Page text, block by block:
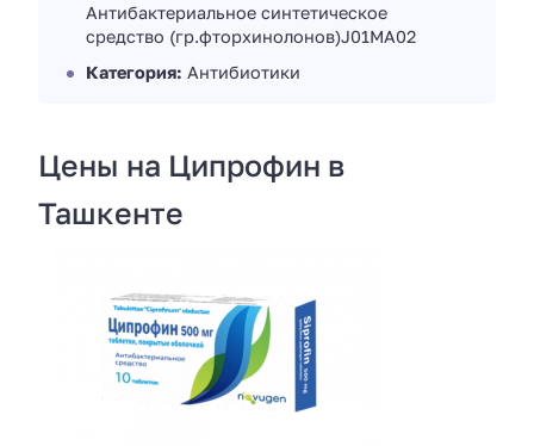
Антибактериальное синтетическое
средство (гр.фторхинолонов)J01MA02
Категория: Антибиотики
Цены на Ципрофин в
Ташкенте